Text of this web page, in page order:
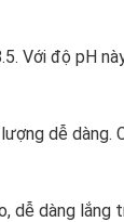
Với độ pH
dễ dàng.
dễ dàng lắng